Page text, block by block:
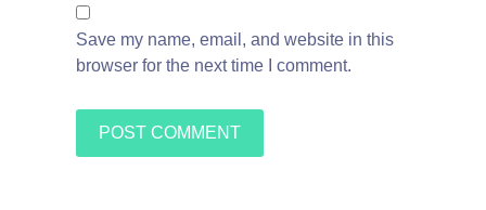
Save my name, email, and website in this
browser for the next time I comment.